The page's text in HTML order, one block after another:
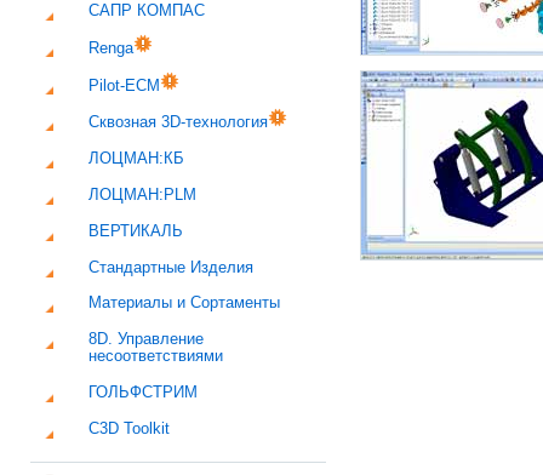
САПР КОМПАС
Renga
Pilot-ECM
Сквозная 3D-технология
ЛОЦМАН:КБ
ЛОЦМАН:PLM
ВЕРТИКАЛЬ
Стандартные Изделия
Материалы и Сортаменты
8D. Управление
несоответствиями
ГОЛЬФСТРИМ
C3D Toolkit